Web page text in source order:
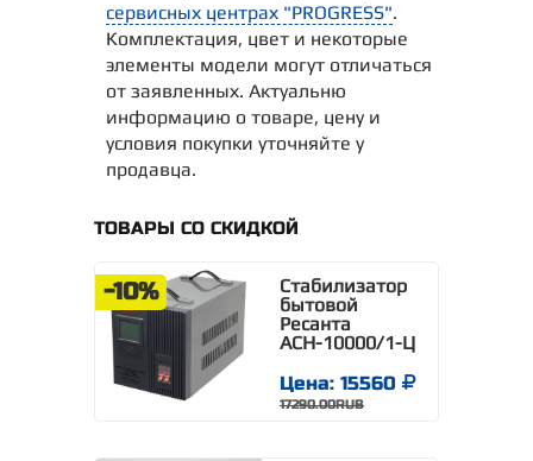
сервисных центрах "PROGRESS".
Комплектация, цвет и некоторые
элементы модели могут отличаться
от заявленных. Актуальню
информацию о товаре, цену и
условия покупки уточняйте у
продавца.
ТОВАРЫ СО СКИДКОЙ
-10%
Стабилизатор
бытовой
Ресанта
АСН-10000/1-Ц
Цена: 15560
17290.00RUB